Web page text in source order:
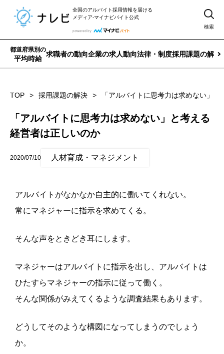
全国のアルバイト採用情報を届ける
メディア-マイナビバイト公式
検索
都道府県別の
平均時給
求職者の動向企業の求人動向法律・制度採用課題の解決
TOP 採用課題の解決 「アルバイトに思考力は求めない」
「アルバイトに思考力は求めない」と考える
経営者は正しいのか
2020/07/10 人材育成・マネジメント
アルバイトがなかなか自主的に働いてくれない。
常にマネジャーに指示を求めてくる。
そんな声をときどき耳にします。
マネジャーはアルバイトに指示を出し、アルバイトは
ひたすらマネジャーの指示に従って働く。
そんな関係がみえてくるような調査結果もあります。
どうしてそのような構図になってしまうのでしょう
か。